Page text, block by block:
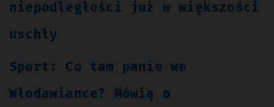
niepodległości już w większości
uschły
Sport: Co tam panie we
Włodawiance? Mówią o